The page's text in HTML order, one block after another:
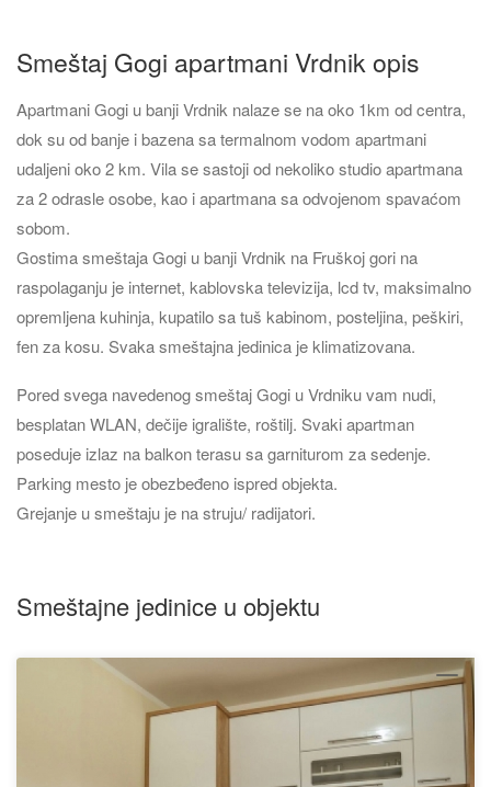
Smeštaj Gogi apartmani Vrdnik opis
Apartmani Gogi u banji Vrdnik nalaze se na oko 1km od centra,
dok su od banje i bazena sa termalnom vodom apartmani
udaljeni oko 2 km. Vila se sastoji od nekoliko studio apartmana
za 2 odrasle osobe, kao i apartmana sa odvojenom spavaćom
sobom.
Gostima smeštaja Gogi u banji Vrdnik na Fruškoj gori na
raspolaganju je internet, kablovska televizija, lcd tv, maksimalno
opremljena kuhinja, kupatilo sa tuš kabinom, posteljina, peškiri,
fen za kosu. Svaka smeštajna jedinica je klimatizovana.
Pored svega navedenog smeštaj Gogi u Vrdniku vam nudi,
besplatan WLAN, dečije igralište, roštilj. Svaki apartman
poseduje izlaz na balkon terasu sa garniturom za sedenje.
Parking mesto je obezbeđeno ispred objekta.
Grejanje u smeštaju je na struju/ radijatori.
Smeštajne jedinice u objektu